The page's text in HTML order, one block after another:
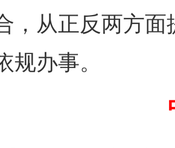
，从正反两方面
规办事。
鳌关键词